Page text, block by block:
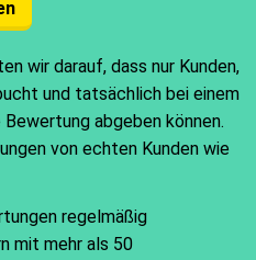
wir darauf, dass nur Kunden,
und tatsächlich bei einem
abgeben können.
von echten Kunden wie
regelmäßig
mit mehr als 50